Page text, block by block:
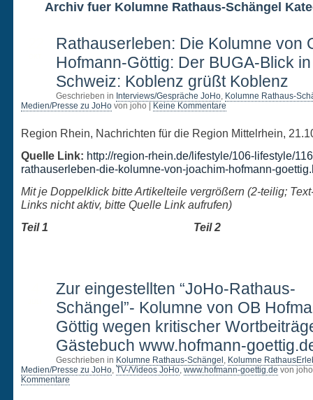
Archiv fuer Kolumne Rathaus-Schängel
Rathauserleben: Die Kolumne von
Hofmann-Göttig: Der BUGA-Blick
Schweiz: Koblenz grüßt Koblenz
Geschrieben in Interviews/Gespräche JoHo, Kolumne Rathaus-
Medien/Presse zu JoHo von joho | Keine Kommentare
Region Rhein, Nachrichten für die Region Mittelrhein,
Quelle Link: http://region-rhein.de/lifestyle/106-lifestyle/
rathauserleben-die-kolumne-von-joachim-hofmann-
Mit je Doppelklick bitte Artikelteile vergrößern (2-teilig;
Links nicht aktiv, bitte Quelle Link aufrufen)
Teil 1 Teil 2
Zur eingestellten “JoHo-Rathaus-
Schängel”- Kolumne von OB
Göttig wegen kritischer
Gästebuch www.hofmann-
Geschrieben in Kolumne Rathaus-Schängel , Kolumne
Medien/Presse zu JoHo, TV-/Videos JoHo, www.hofmann-goettig.de von
Kommentare